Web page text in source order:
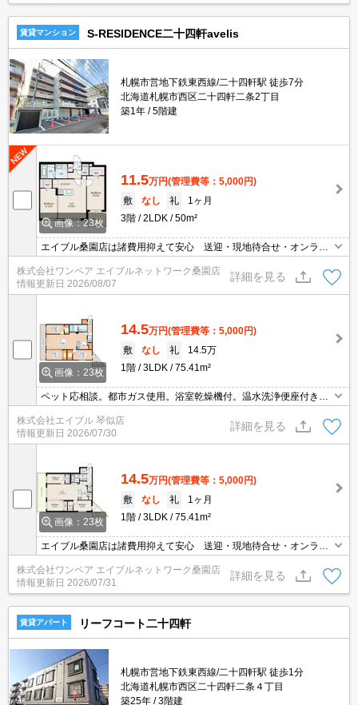
賃貸マンション S-RESIDENCE二十四軒avelis
札幌市営地下鉄東西線/二十四軒駅 徒歩7分
北海道札幌市西区二十四軒二条2丁目
築1年
5階建
画像：23枚
11.5万円(管理費等：5,000円)
敷
なし 礼
1ヶ月
3階
2LDK 50m²
エイブル桑園店は諸費用抑えて安心 送迎・現地待合せ・オンライ
ン対応 個室相談 当店未掲載物件もご紹介
株式会社ワンペア エイブルネットワーク桑園店
情報更新日 2026/08/07
詳細を見る
画像：23枚
14.5万円(管理費等：5,000円)
敷
なし 礼
14.5万
1階
3LDK 75.41m²
ペット応相談。都市ガス使用。浴室乾燥機付。温水洗浄便座付き。
追焚。シャンドレ。エアコン付き。インターネット無料。オートロ
ック。エレベーターあり。宅配ボックスあり。初期費用カード払い
可。
株式会社エイブル 琴似店
情報更新日 2026/07/30
詳細を見る
画像：23枚
14.5万円(管理費等：5,000円)
敷
なし 礼
1ヶ月
1階
3LDK 75.41m²
エイブル桑園店は諸費用抑えて安心 送迎・現地待合せ・オンライ
ン対応 個室相談 当店未掲載物件もご紹介
株式会社ワンペア エイブルネットワーク桑園店
情報更新日 2026/07/31
詳細を見る
賃貸アパート リーフコート二十四軒
札幌市営地下鉄東西線/二十四軒駅 徒歩1分
北海道札幌市西区二十四軒二条４丁目
築25年
3階建